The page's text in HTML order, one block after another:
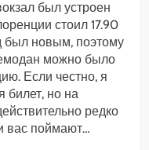
был устроен
стоил 17.90
был новым, поэтому
можно было
Если честно, я
билет, но на
редко
вас поймают…